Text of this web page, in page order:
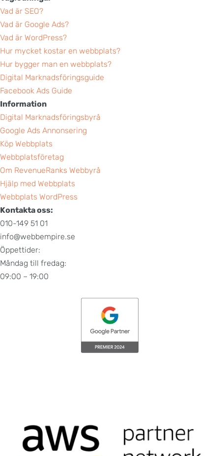
Vad är SEO?
Vad är Google Ads?
Vad är WordPress?
Hur mycket kostar en webbplats?
Hur bygger man en webbplats?
Digital Marknadsföringsguide
Facebook Ads Guide
Information
Digital Marknadsföringsbyrå
Google Ads Annonsering
Köp Webbplats
Webbplatsföretag
Om RevenueRanks Webbyrå
Hjälp med Webbplats
Webbplats WordPress
Kontakta oss:
010-149 51 01
info@webbempire.se
Öppettider:
Måndag till fredag:
09:00 – 19:00